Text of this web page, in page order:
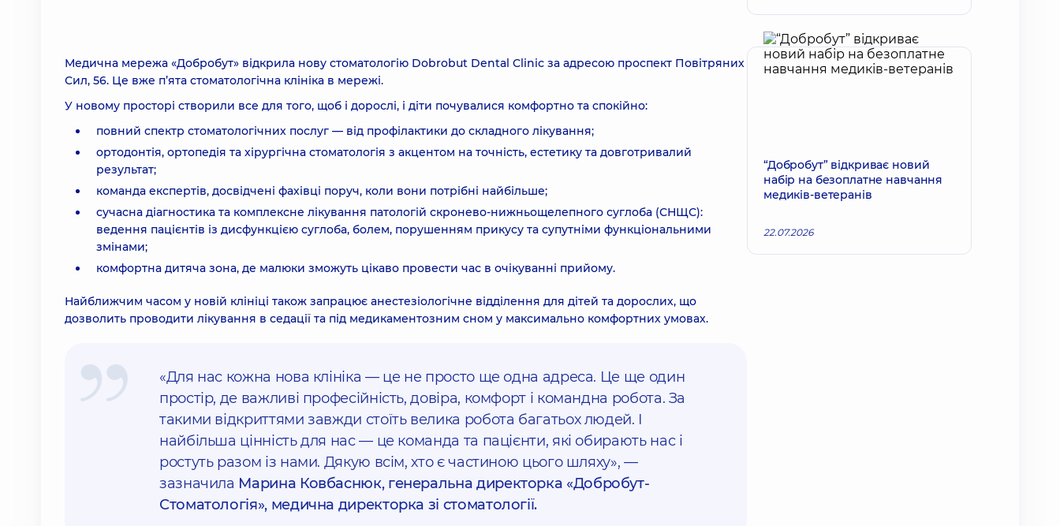
Медична мережа «Добробут» відкрила нову стоматологію Dobrobut Dental Clinic за адресою проспект Повітряних
Сил, 56. Це вже п’ята стоматологічна клініка в мережі.
У новому просторі створили все для того, щоб і дорослі, і діти почувалися комфортно та спокійно:
повний спектр стоматологічних послуг — від профілактики до складного лікування;
ортодонтія, ортопедія та хірургічна стоматологія з акцентом на точність, естетику та довготривалий
результат;
команда експертів, досвідчені фахівці поруч, коли вони потрібні найбільше;
сучасна діагностика та комплексне лікування патологій скронево-нижньощелепного суглоба (СНЩС):
ведення пацієнтів із дисфункцією суглоба, болем, порушенням прикусу та супутніми функціональними
змінами;
комфортна дитяча зона, де малюки зможуть цікаво провести час в очікуванні прийому.
Найближчим часом у новій клініці також запрацює анестезіологічне відділення для дітей та дорослих, що
дозволить проводити лікування в седації та під медикаментозним сном у максимально комфортних умовах.
«Для нас кожна нова клініка — це не просто ще одна адреса. Це ще один
простір, де важливі професійність, довіра, комфорт і командна робота. За
такими відкриттями завжди стоїть велика робота багатьох людей. І
найбільша цінність для нас — це команда та пацієнти, які обирають нас і
ростуть разом із нами. Дякую всім, хто є частиною цього шляху», —
зазначила Марина Ковбаснюк, генеральна директорка «Добробут-
Стоматологія», медична директорка зі стоматології.
“Добробут” відкриває новий
набір на безоплатне навчання
медиків-ветеранів
22.07.2026